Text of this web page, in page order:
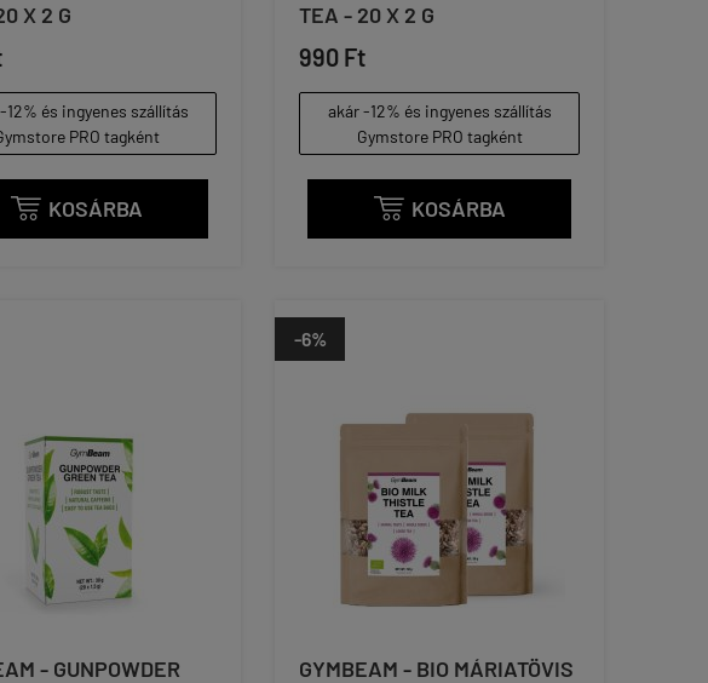
X 2 G
12% és ingyenes szállítás
PRO tagként
 KOSÁRBA
TEA - 20 X 2 G
990 Ft
akár -12% és ingyenes szállítás
Gymstore PRO tagként
 KOSÁRBA
- GUNPOWDER
-6%
GYMBEAM - BIO MÁRIATÖVIS